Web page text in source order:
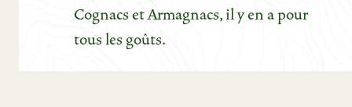
Cognacs et Armagnacs, il y en a pour
tous les goûts.